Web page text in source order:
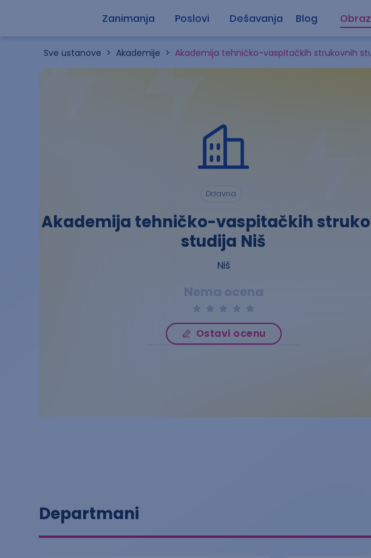
Zanimanja Poslovi Dešavanja Blog
Sve ustanove > Akademije > Akademija tehničko-vaspitačkih strukovnih
Državna
Akademija tehničko-vaspitačkih
studija Niš
Niš
Nema ocena
Ostavi ocenu
Departmani